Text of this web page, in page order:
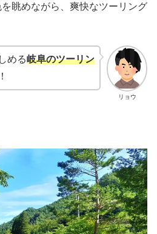
眺めながら、爽快なツーリング
リョウ
める岐阜のツーリン